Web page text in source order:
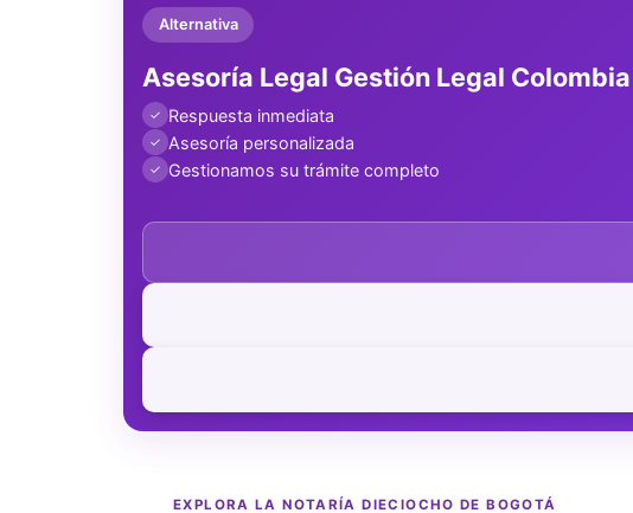
Alternativa
Asesoría Legal Gestión Legal Colombia
✓ Respuesta inmediata
✓ Asesoría personalizada
✓ Gestionamos su trámite completo
EXPLORA LA NOTARÍA DIECIOCHO DE BOGOTÁ